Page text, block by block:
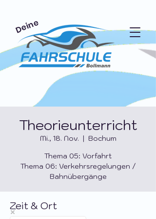
Deine
Theorieunterricht
Mi., 18. Nov.
  |
Bochum
Thema 05: Vorfahrt
Thema 06: Verkehrsregelungen /
Bahnübergänge
Zeit & Ort